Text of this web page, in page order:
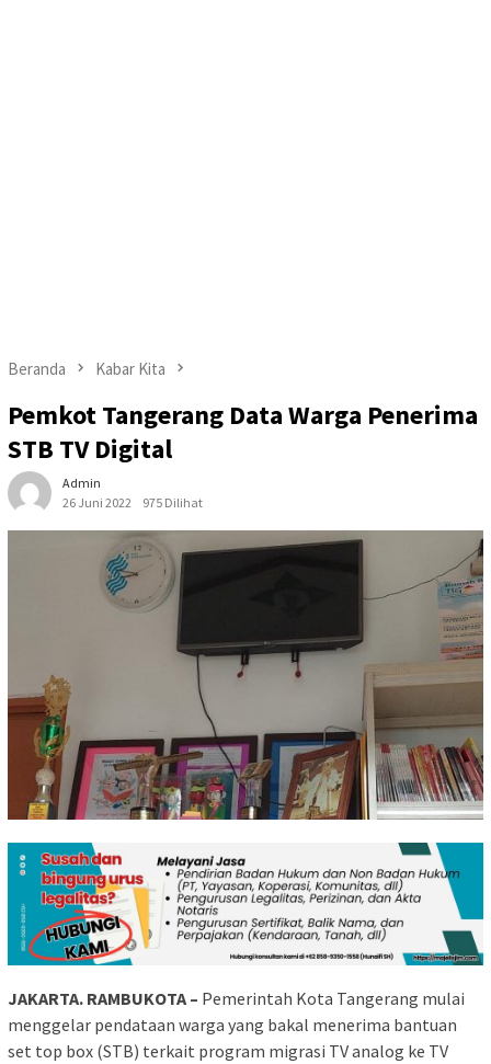
Beranda Kabar Kita
Pemkot Tangerang Data Warga Penerima
STB TV Digital
Admin
26 Juni 2022
975 Dilihat
JAKARTA. RAMBUKOTA – Pemerintah Kota Tangerang mulai
menggelar pendataan warga yang bakal menerima bantuan
set top box (STB) terkait program migrasi TV analog ke TV